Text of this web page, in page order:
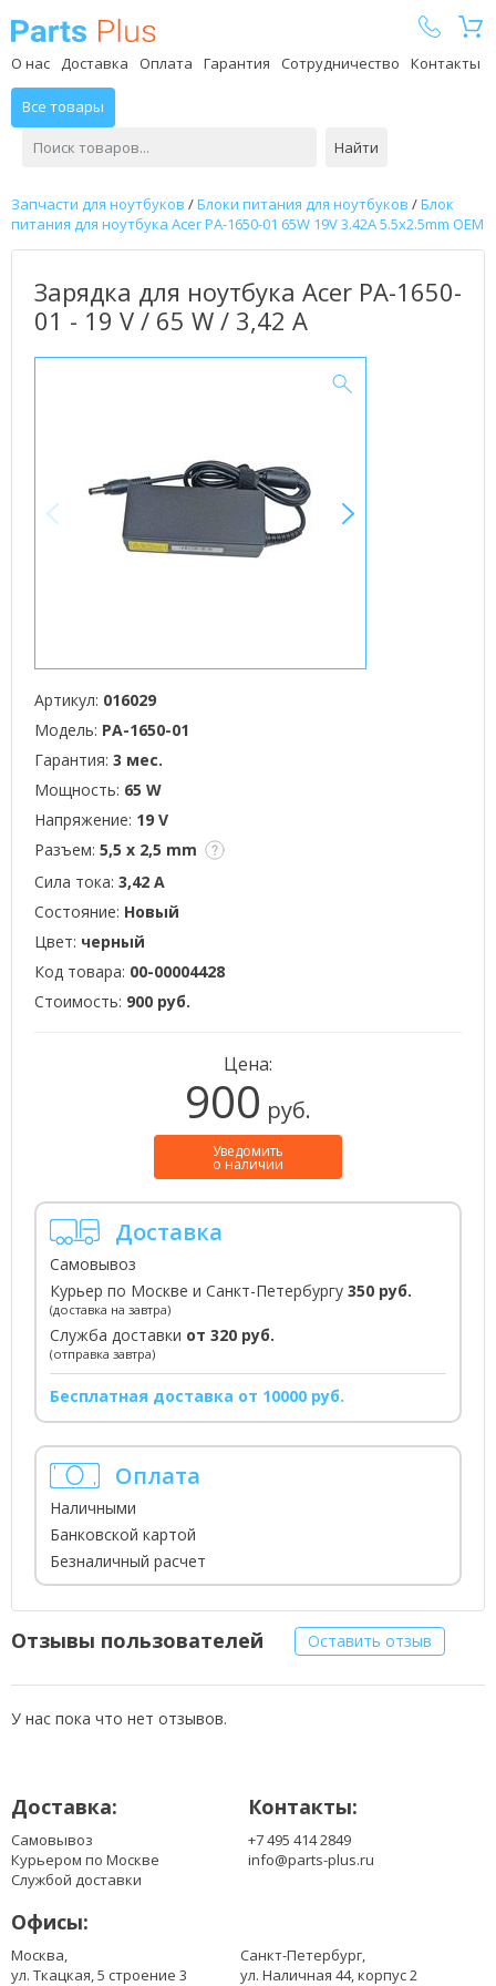
О нас Доставка Оплата Гарантия Сотрудничество Контакты
Все товары
Найти
Запчасти для ноутбуков /Блоки питания для ноутбуков /Блок
питания для ноутбука Acer PA-1650-01 65W 19V 3.42A 5.5x2.5mm OEM
Зарядка для ноутбука Acer PA-1650-
01 - 19 V / 65 W / 3,42 А
Артикул: 016029
Модель: PA-1650-01
Гарантия: 3 мес.
Мощность: 65 W
Напряжение: 19 V
Разъем: 5,5 x 2,5 mm
Сила тока: 3,42 А
Состояние: Новый
Цвет: черный
Код товара: 00-00004428
Стоимость: 900 руб.
Цена:
900 руб.
Уведомить
о наличии
Доставка
Самовывоз
Курьер по Москве и Санкт-Петербургу 350 руб.
(доставка на завтра)
Служба доставки от 320 руб.
(отправка завтра)
Бесплатная доставка от 10000 руб.
Оплата
Наличными
Банковской картой
Безналичный расчет
Отзывы пользователей Оставить отзыв
У нас пока что нет отзывов.
Доставка:
Самовывоз
Курьером по Москве
Службой доставки
Контакты:
+7 495 414 2849
info@parts-plus.ru
Офисы:
Москва,
ул. Ткацкая, 5 строение 3
Санкт-Петербург,
ул. Наличная 44, корпус 2